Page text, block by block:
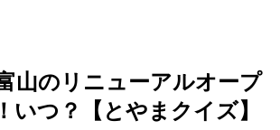
山のリニューアルオープ
いつ？【とやまクイズ】